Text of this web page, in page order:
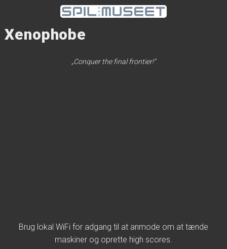
Xenophobe
„Conquer the final frontier!“
Brug lokal WiFi for adgang til at anmode om at tænde
maskiner og oprette high scores.